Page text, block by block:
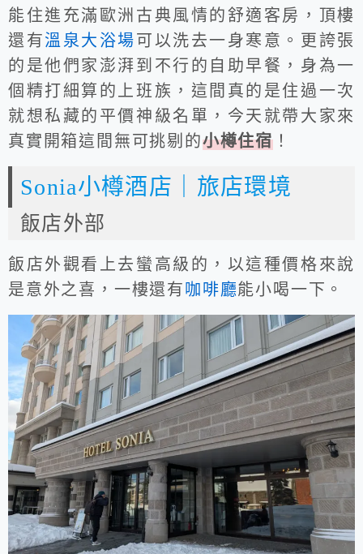
能住進充滿歐洲古典風情的舒適客房，頂樓
還有溫泉大浴場可以洗去一身寒意。更誇張
的是他們家澎湃到不行的自助早餐，身為一
個精打細算的上班族，這間真的是住過一次
就想私藏的平價神級名單，今天就帶大家來
真實開箱這間無可挑剔的小樽住宿 ！
Sonia小樽酒店｜旅店環境
飯店外部
飯店外觀看上去蠻高級的，以這種價格來說
是意外之喜，一樓還有咖啡廳能小喝一下。